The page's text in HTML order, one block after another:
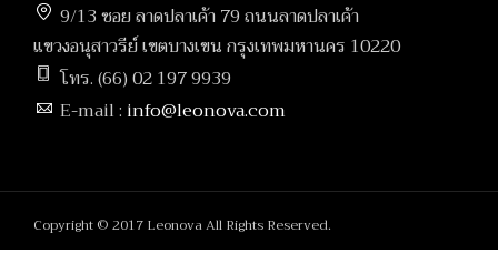
9/13 ซอย ลาดปลาเค้า 79 ถนนลาดปลาเค้า
แขวงอนุสาวรีย์ เขตบางเขน กรุงเทพมหานคร 10220
โทร. (66) 02 197 9939
E-mail : info@leonova.com
Copyright © 2017 Leonova All Rights Reserved.